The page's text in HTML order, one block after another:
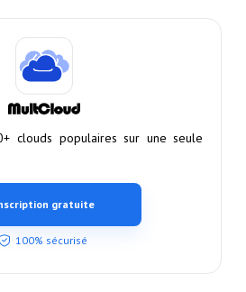
clouds populaires sur une seule
gratuite
100% sécurisé